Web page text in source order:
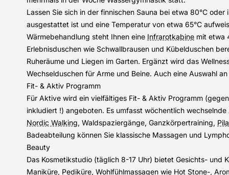
Lassen Sie sich in der finnischen Sauna bei etwa 80°C
ausgestattet ist und eine Temperatur von etwa 65°C
Wärmebehandlung steht Ihnen eine Infrarotkabine mit etwa
Erlebnisduschen wie Schwallbrausen und Kübelduschen
Ruheräume und Liegen im Garten. Ergänzt wird das
Wechselduschen für Arme und Beine. Auch eine Auswahl
Fit- & Aktiv Programm
Für Aktive wird ein vielfältiges Fit- & Aktiv Programm
inkludiert !) angeboten. Es umfasst wöchentlich
Nordic Walking, Waldspaziergänge, Ganzkörpertraining,
Badeabteilung können Sie klassische Massagen und
Beauty
Das Kosmetikstudio (täglich 8-17 Uhr) bietet Gesichts- und
Maniküre, Pediküre, Wohlfühlmassagen wie Hot Stone-,